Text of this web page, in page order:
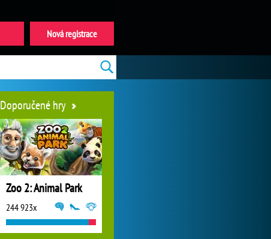
Doporučené hry
Zoo 2: Animal Park
244 923x
Nová registrace